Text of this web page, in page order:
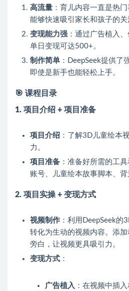
高流量 ：育儿内容一直是热
能够快速吸引家长和孩子的关
变现能力强 ：通过广告植入
单日变现可达500+。
制作简单 ：DeepSeek提供了
即使是新手也能轻松上手。
🎯 课程目录
1. 项目介绍 + 项目准备
项目介绍 ：了解3D儿童绘本
力。
项目准备 ：准备好所需的工
账号、儿童绘本故事脚本、背
2. 项目实操 + 变现方式
视频制作 ：利用DeepSeek的
转化为生动的视频内容。添
旁白，让视频更具吸引力。
变现方式 ：
广告植入 ：在视频中插